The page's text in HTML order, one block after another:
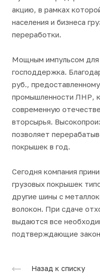
акцию, в рамках
населения и бизнеса
переработки.
Мощным импульсом для
господдержка.
руб.,
промышленности ЛНР,
современную
вторсырья.
позволяет
покрышек в год.
Сегодня компания
грузовых покрышек
другие шины с
волокон. При сдаче
выдаются все
подтверждающие
Назад к списку